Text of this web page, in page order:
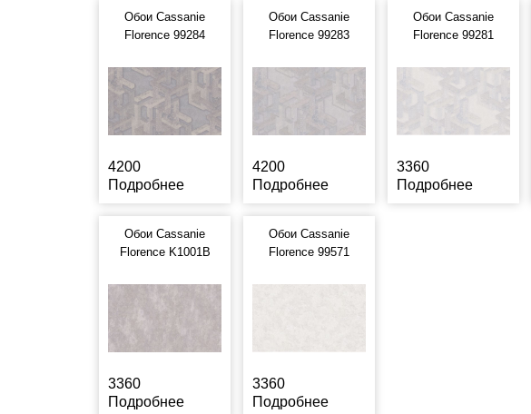
Обои Cassanie
Florence 99284
4200
Подробнее
Обои Cassanie
Florence 99283
4200
Подробнее
Обои Cassanie
Florence 99281
3360
Подробнее
Обои Cassanie
Florence K1001B
3360
Подробнее
Обои Cassanie
Florence 99571
3360
Подробнее